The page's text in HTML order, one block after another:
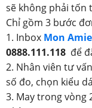
sẽ không phải tốn
Chỉ gồm 3 bước
1. Inbox Mon Amie
0888.111.118 để
2. Nhân viên tư
số đo, chọn kiểu
3. May trong vòng